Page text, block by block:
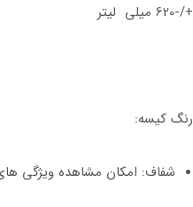
+/-620 میلی لیتر
رنگ کیسه:
شفاف: امکان مشاهده ویژگی